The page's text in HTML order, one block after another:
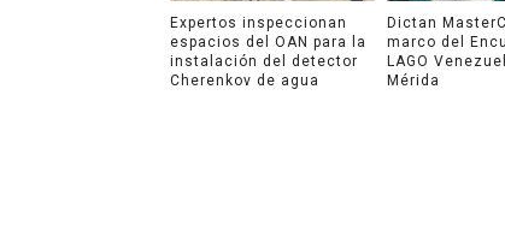
Expertos inspeccionan
espacios del OAN para la
instalación del detector
Cherenkov de agua
Dictan
marco del
LAGO
Mérida